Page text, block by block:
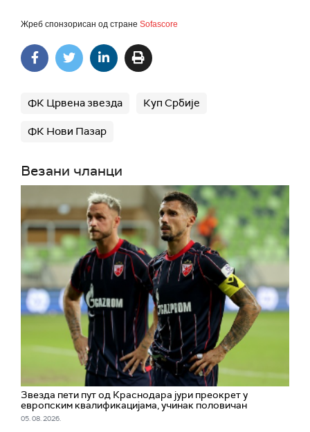
Жреб спонзорисан од стране Sofascore
ФК Црвена звезда Куп Србије
ФК Нови Пазар
Везани чланци
Звезда пети пут од Краснодара јури преокрет у
европским квалификацијама, учинак половичан
05. 08. 2026.